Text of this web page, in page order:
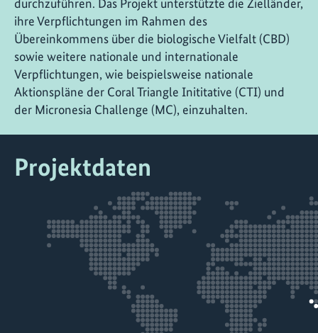
durchzuführen. Das Projekt unterstützte die Zielländer,
ihre Verpflichtungen im Rahmen des
Übereinkommens über die biologische Vielfalt (CBD)
sowie weitere nationale und internationale
Verpflichtungen, wie beispielsweise nationale
Aktionspläne der Coral Triangle Inititative (CTI) und
der Micronesia Challenge (MC), einzuhalten.
Projektdaten